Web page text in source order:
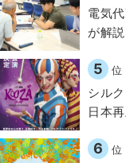
電気
が解
5 位
シル
日本
6 位